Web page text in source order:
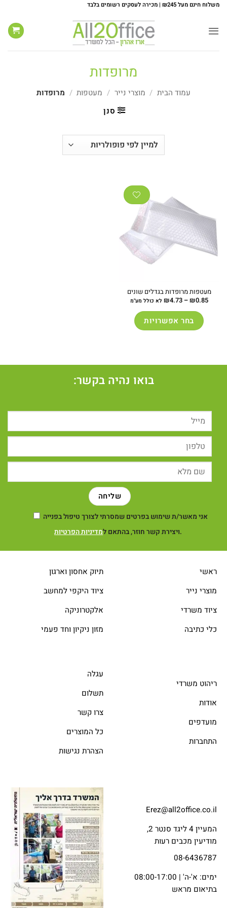
Skip
content
משלוח חינם מעל ₪245 | מכירה לעסקים רשומים בלבד
מרופדות
עמוד הבית / מוצרי נייר / מעטפות / מרופדות
סנן
מעטפות מרופדות בגדלים שונים
₪0.85
–
₪4.73 טווח
⁦₪0.85⁩
עד
⁦₪4.73⁩
לא כולל מע"מ
בחר אפשרויות
מספר
המוצר
בואו נהיה בקשר:
אני מאשר/ת שימוש בפרטים שמסרתי לצורך טיפול בפנייה
ויצירת קשר חוזר, בהתאם למדיניות הפרטיות .
ראשי
מוצרי נייר
ציוד משרדי
כלי כתיבה
תיוק אחסון וארגון
ציוד היקפי למחשב
אלקטרוניקה
מזון ניקיון וחד פעמי
ריהוט משרדי
אודות
מועדפים
התחברות
עגלה
תשלום
צרו קשר
כל המוצרים
הצהרת נגישות
Erez@all2office.co.il
המעיין 4 ליגד סנטר 2,
מודיעין מכבים רעות
08-6436787
ימים: א'-ה' | 08:00-17:00
בתיאום מראש